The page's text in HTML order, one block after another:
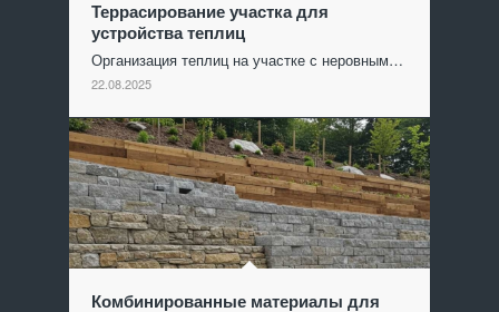
Террасирование участка для
устройства теплиц
Организация теплиц на участке с неровным…
22.08.2025
Комбинированные материалы для